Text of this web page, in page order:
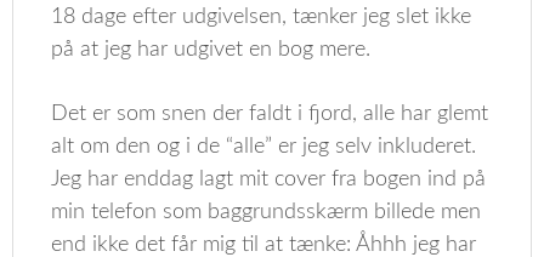
18 dage efter udgivelsen, tænker jeg slet ikke
på at jeg har udgivet en bog mere.
Det er som snen der faldt i fjord, alle har glemt
alt om den og i de “alle” er jeg selv inkluderet.
Jeg har enddag lagt mit cover fra bogen ind på
min telefon som baggrundsskærm billede men
end ikke det får mig til at tænke: Åhhh jeg har